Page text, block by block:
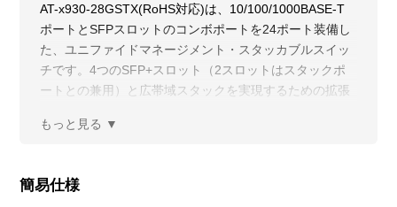
AT-x930-28GSTX(RoHS対応)は、10/100/1000BASE-T
ポートとSFPスロットのコンボポートを24ポート装備し
た、ユニファイドマネージメント・スタッカブルスイッ
チです。4つのSFP+スロット（2スロットはスタックポ
ートとの兼用）と広帯域スタックを実現するための拡張
簡易仕様